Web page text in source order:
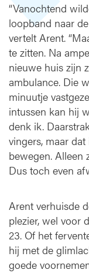
“Vanochtend
loopband naar
vertelt Arent.
te zitten. Na
nieuwe huis zijn
ambulance. Die
minuutje
intussen kan hij
denk ik.
vingers, maar
bewegen. Alleen
Dus toch even
Arent verhuisde
plezier, wel voor
23. Of het
hij met de
goede